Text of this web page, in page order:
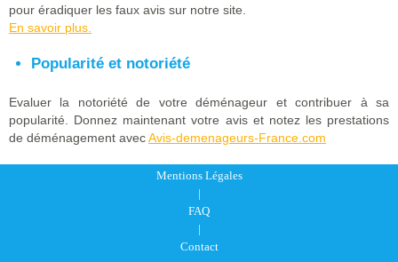
pour éradiquer les faux avis sur notre site.
En savoir plus.
Popularité et notoriété
Evaluer la notoriété de votre déménageur et contribuer à sa
popularité. Donnez maintenant votre avis et notez les prestations
de déménagement avecAvis-demenageurs-France.com
Mentions Légales
|
FAQ
|
Contact